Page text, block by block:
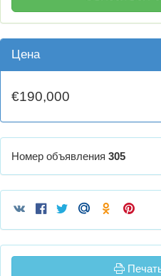
Цена
€190,000
Номер объявления 305